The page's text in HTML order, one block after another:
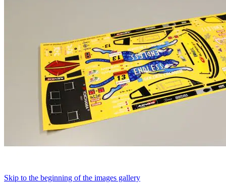
Skip to the beginning of the images gallery